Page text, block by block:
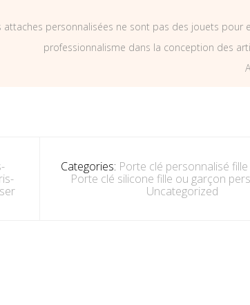
attaches personnalisées ne sont pas des jouets
professionnalisme dans la conception des
Categories: Porte clé personnalisé
Porte clé silicone fille ou garçon
Uncategorized